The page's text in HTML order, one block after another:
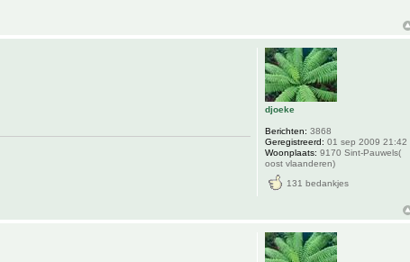
djoeke
Berichten: 3868
Geregistreerd: 01 sep 2009 21:42
Woonplaats: 9170 Sint-Pauwels(
oost vlaanderen)
131 bedankjes